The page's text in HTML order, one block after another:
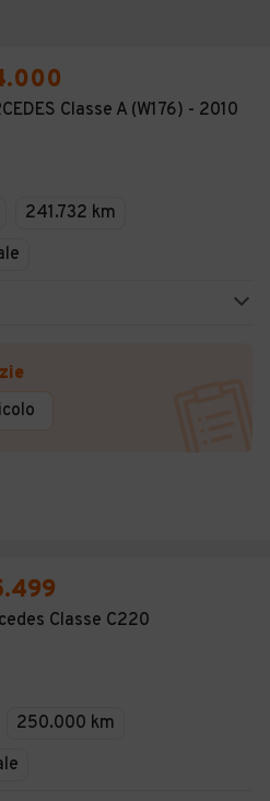
Classe A (W176) - 2010
241.732 km
Classe C220
250.000 km